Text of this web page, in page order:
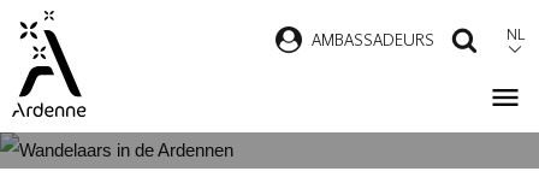
Overslaan
naar
inhoud
AMBASSADEURS NL